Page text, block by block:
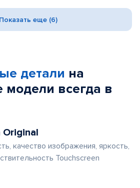
Показать еще (6)
детали на
модели всегда в
Original
качество изображения, яркость,
Touchscreen